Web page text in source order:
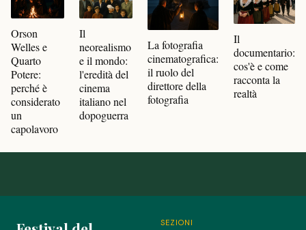
Orson
Welles e
Quarto
Potere:
perché è
considerato
un
capolavoro
Il
neorealismo
e il mondo:
l'eredità del
cinema
italiano nel
dopoguerra
La fotografia
cinematografica:
il ruolo del
direttore della
fotografia
Il
documentario:
cos'è e come
racconta la
realtà
SEZIONI